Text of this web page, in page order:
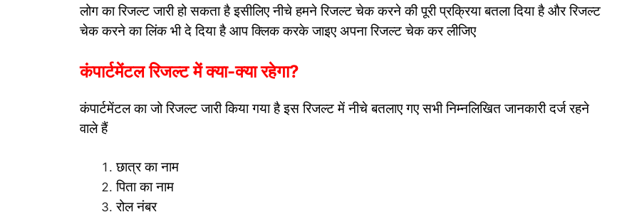
लोग का रिजल्ट जारी हो सकता है इसीलिए नीचे हमने रिजल्ट चेक करने की पूरी प्रक्रिया बतला दिया है और रिजल्ट
चेक करने का लिंक भी दे दिया है आप क्लिक करके जाइए अपना रिजल्ट चेक कर लीजिए
कंपार्टमेंटल रिजल्ट में क्या-क्या रहेगा?
कंपार्टमेंटल का जो रिजल्ट जारी किया गया है इस रिजल्ट में नीचे बतलाए गए सभी निम्नलिखित जानकारी दर्ज रहने
वाले हैं
छात्र का नाम
पिता का नाम
रोल नंबर